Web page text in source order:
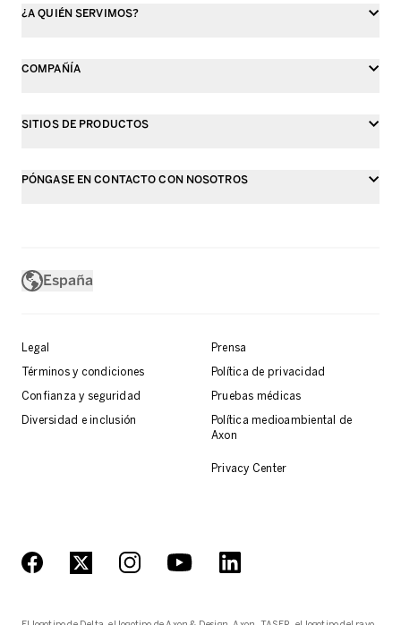
¿A QUIÉN SERVIMOS?
COMPAÑÍA
SITIOS DE PRODUCTOS
PÓNGASE EN CONTACTO CON NOSOTROS
España
Legal
Prensa
Términos y condiciones
Política de privacidad
Confianza y seguridad
Pruebas médicas
Diversidad e inclusión
Política medioambiental de
Axon
Privacy Center